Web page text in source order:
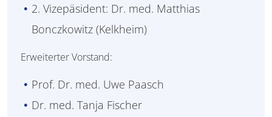
2. Vizepäsident: Dr. med. Matthias
Bonczkowitz (Kelkheim)
Erweiterter Vorstand:
Prof. Dr. med. Uwe Paasch
Dr. med. Tanja Fischer